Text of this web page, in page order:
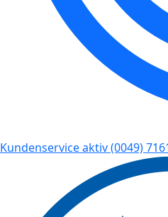
Kundenservice aktiv(0049)